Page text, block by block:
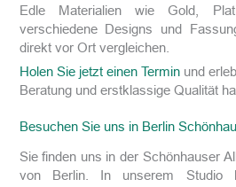
Edle Materialien wie Gold,
verschiedene Designs und
direkt vor Ort vergleichen.
Holen Sie jetzt einen Terminund
Beratung und erstklassige Qualität
Besuchen Sie uns in Berlin
Sie finden uns in der Schönhauser
von Berlin. In unserem Studio